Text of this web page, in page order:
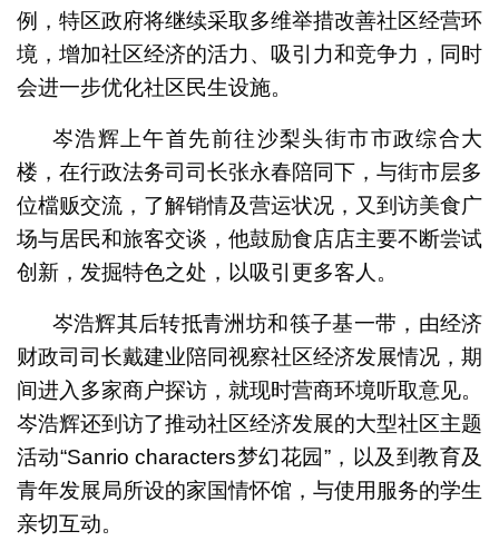
例，特区政府将继续采取多维举措改善社区经营环
境，增加社区经济的活力、吸引力和竞争力，同时
会进一步优化社区民生设施。
岑浩辉上午首先前往沙梨头街市市政综合大
楼，在行政法务司司长张永春陪同下，与街市层多
位檔贩交流，了解销情及营运状况，又到访美食广
场与居民和旅客交谈，他鼓励食店店主要不断尝试
创新，发掘特色之处，以吸引更多客人。
岑浩辉其后转抵青洲坊和筷子基一带，由经济
财政司司长戴建业陪同视察社区经济发展情况，期
间进入多家商户探访，就现时营商环境听取意见。
岑浩辉还到访了推动社区经济发展的大型社区主题
活动“Sanrio characters梦幻花园”，以及到教育及
青年发展局所设的家国情怀馆，与使用服务的学生
亲切互动。